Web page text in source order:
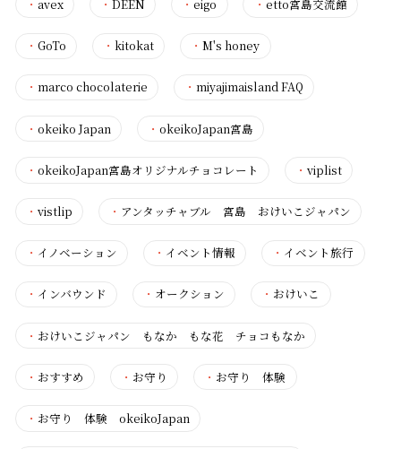
・ avex ・DEEN ・eigo ・ etto宮島交流館
・ GoTo ・kitokat ・M's honey
・ marco chocolaterie ・miyajimaisland FAQ
・ okeiko Japan ・okeikoJapan宮島
・ okeikoJapan宮島オリジナルチョコレート ・viplist
・ vistlip ・ アンタッチャブル 宮島 おけいこジャパン
・ イノベーション ・ イベント情報 ・ イベント旅行
・ インバウンド ・ オークション ・ おけいこ
・ おけいこジャパン もなか もな花 チョコもなか
・ おすすめ ・ お守り ・ お守り 体験
・ お守り 体験 okeikoJapan